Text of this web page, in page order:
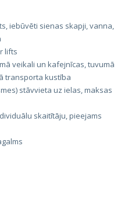
iebūvēti sienas skapji, vanna,
lifts
veikali un kafejnīcas, tuvumā
transporta kustība
stāvvieta uz ielas, maksas
skaitītāju, pieejams